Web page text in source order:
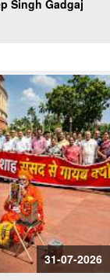
Singh Gadgaj
31-07-2026